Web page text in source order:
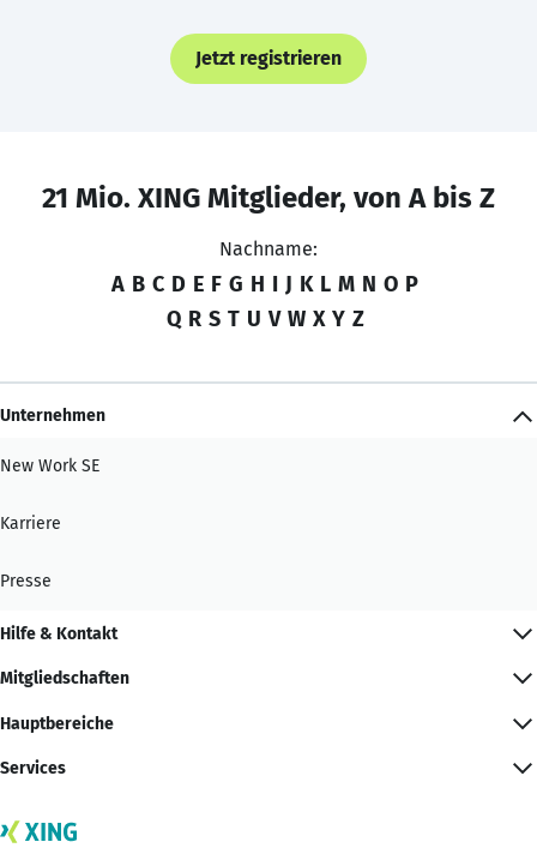
Jetzt registrieren
21 Mio. XING Mitglieder, von A bis Z
Nachname:
A B C D E F G H I J K L M N O P
Q R S T U V W X Y Z
Unternehmen
New Work SE
Karriere
Presse
Hilfe & Kontakt
Mitgliedschaften
Hauptbereiche
Services